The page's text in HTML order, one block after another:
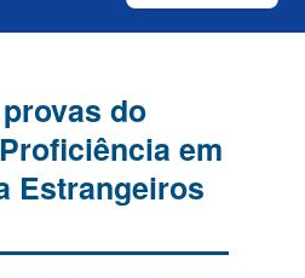
do
em
Estrangeiros